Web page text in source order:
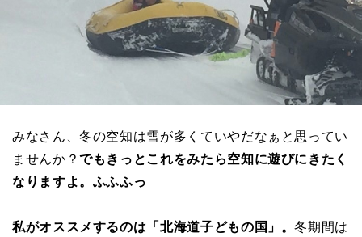
みなさん、冬の空知は雪が多くていやだなぁと思ってい
ませんか？でもきっとこれをみたら空知に遊びにきたく
なりますよ。ふふふっ
私がオススメするのは「北海道子どもの国」。冬期間は